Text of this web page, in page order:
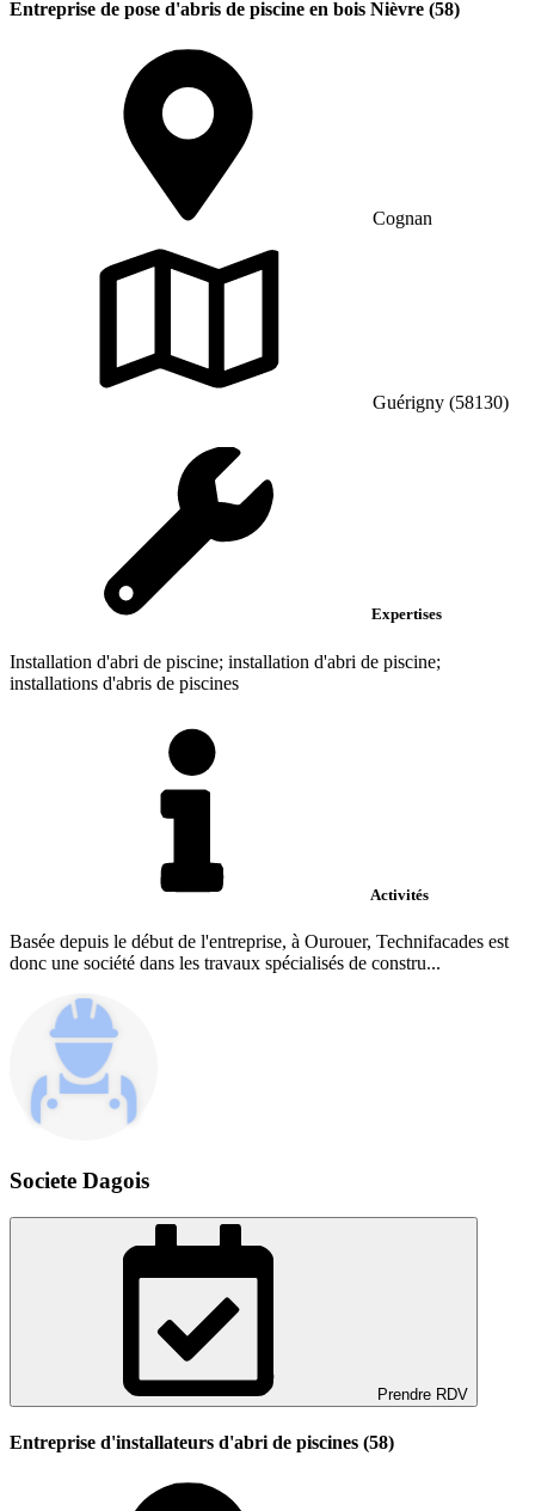
Entreprise de pose d'abris de piscine en bois Nièvre (58)
Cognan
Guérigny (58130)
Expertises
Installation d'abri de piscine; installation d'abri de piscine;
installations d'abris de piscines
Activités
Basée depuis le début de l'entreprise, à Ourouer, Technifacades est
donc une société dans les travaux spécialisés de constru...
Societe Dagois
Prendre RDV
Entreprise d'installateurs d'abri de piscines (58)